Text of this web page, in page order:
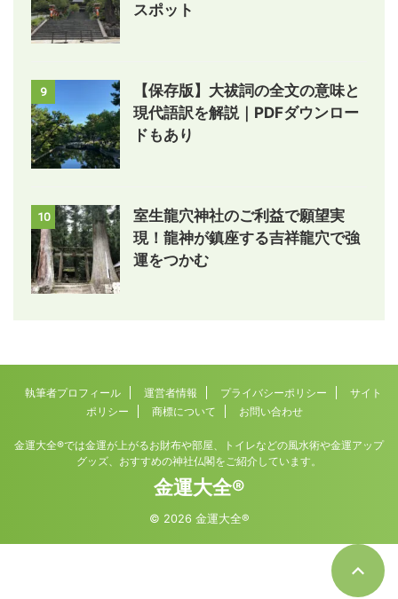
スポット
9
【保存版】大祓詞の全文の意味と
現代語訳を解説｜PDFダウンロー
ドもあり
10
室生龍穴神社のご利益で願望実
現！龍神が鎮座する吉祥龍穴で強
運をつかむ
執筆者プロフィール 運営者情報 プライバシーポリシー
サイト
ポリシー
商標について お問い合わせ
金運大全®では金運が上がるお財布や部屋、トイレなどの風水術や金運アップ
グッズ、おすすめの神社仏閣をご紹介しています。
金運大全®
© 2026 金運大全®